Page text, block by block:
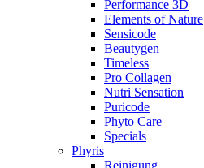
Performance 3D
Elements of Nature
Sensicode
Beautygen
Timeless
Pro Collagen
Nutri Sensation
Puricode
Phyto Care
Specials
Phyris
Reinigung